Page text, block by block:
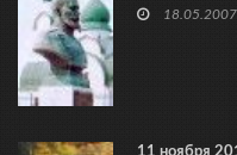
18.05.2007